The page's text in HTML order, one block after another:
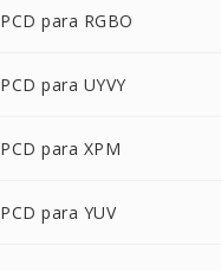
PCD para RGBO
PCD para UYVY
PCD para XPM
PCD para YUV